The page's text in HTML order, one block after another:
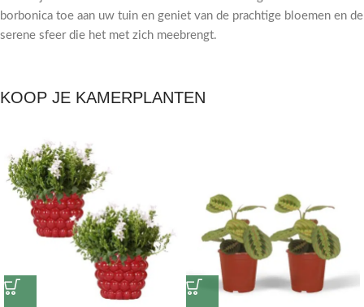
borbonica toe aan uw tuin en geniet van de prachtige bloemen en de
serene sfeer die het met zich meebrengt.
KOOP JE KAMERPLANTEN